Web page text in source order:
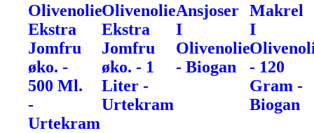
Olivenolie
Ekstra
Jomfru
øko. -
500 Ml.
-
Urtekram
Olivenolie
Ekstra
Jomfru
øko. - 1
Liter -
Urtekram
Ansjoser
I
Olivenolie
- Biogan
Makrel
I
- 120
Gram -
Biogan